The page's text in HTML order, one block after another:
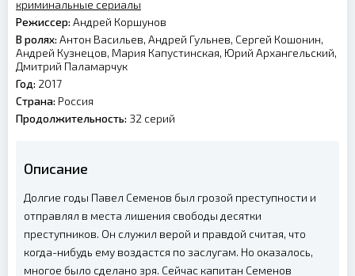
криминальные сериалы
Режиссер: Андрей Коршунов
В ролях: Антон Васильев, Андрей Гульнев, Сергей Кошонин,
Андрей Кузнецов, Мария Капустинская, Юрий Архангельский,
Дмитрий Паламарчук
Год: 2017
Страна: Россия
Продолжительность: 32 серий
Описание
Долгие годы Павел Семенов был грозой преступности и
отправлял в места лишения свободы десятки
преступников. Он служил верой и правдой считая, что
когда-нибудь ему воздастся по заслугам. Но оказалось,
многое было сделано зря. Сейчас капитан Семенов